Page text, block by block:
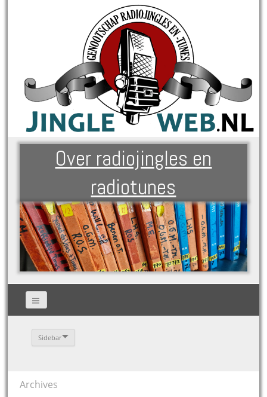
Over radiojingles en
radiotunes
Sidebar
Archives